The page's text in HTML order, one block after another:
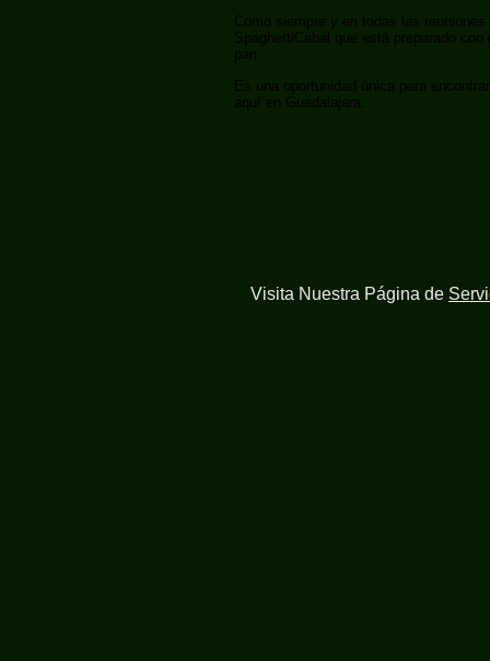
Como siempre y en todas las
SpaghettiCabal que está preparado
pan.
Es una oportunidad única para
aquí en Guadalajara.
Visita Nuestra Página de